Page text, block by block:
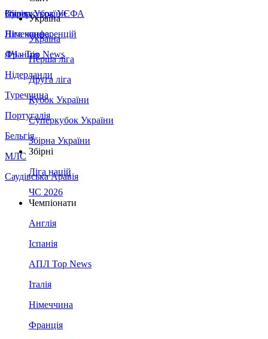
Збірна України
Італія
Німеччина
Франція
Нідерланди
Туреччина
Португалія
Бельгія
МЛС
Саудівська Аравія
Суперкубок УЄФА
Ліга конференцій
ЛЧ - Top News
Україна
Україна
Перша ліга
Друга ліга
Кубок України
Суперкубок України
Збірна України
Збірні
Ліга націй
ЧС 2026
Чемпіонати
Англія
Іспанія
АПЛ Top News
Італія
Німеччина
Франція